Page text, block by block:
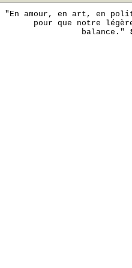
"En amour, en art, en
pour que notre
balance."